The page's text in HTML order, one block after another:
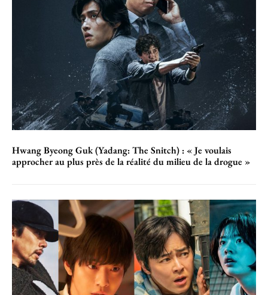
Hwang Byeong Guk (Yadang: The Snitch) : « Je voulais
approcher au plus près de la réalité du milieu de la drogue »